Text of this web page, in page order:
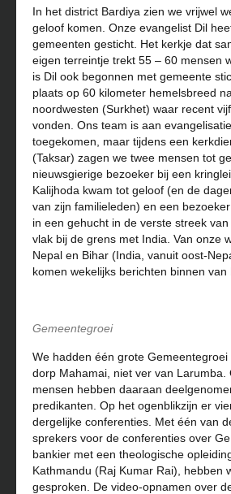
In het district Bardiya zien we vrijwel
geloof komen. Onze evangelist Dil
gemeenten gesticht. Het kerkje dat
eigen terreintje trekt 55 – 60 mensen
is Dil ook begonnen met gemeente
plaats op 60 kilometer hemelsbreed
noordwesten (Surkhet) waar recent
vonden. Ons team is aan
toegekomen, maar tijdens een
(Taksar) zagen we twee mensen tot
nieuwsgierige bezoeker bij een
Kalijhoda kwam tot geloof (en de
van zijn familieleden) en een
in een gehucht in de verste streek van
vlak bij de grens met India. Van onze
Nepal en Bihar (India, vanuit oost-
komen wekelijks berichten binnen van
Gemeentegroei
We hadden één grote
dorp Mahamai, niet ver van Larumba.
mensen hebben daaraan
predikanten. Op het ogenblikzijn er
dergelijke conferenties. Met één van
sprekers voor de conferenties over
bankier met een theologische
Kathmandu (Raj Kumar Rai), hebben
gesproken. De video-opnamen over